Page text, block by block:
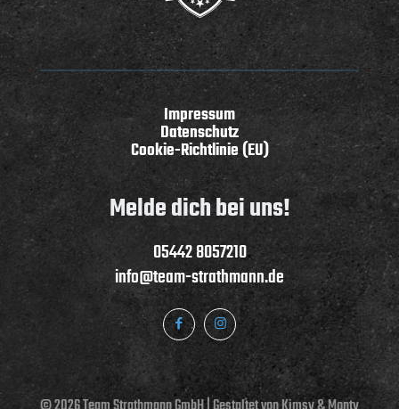
Impressum
Datenschutz
Cookie-Richtlinie (EU)
Melde dich bei uns!
05442 8057210
info@team-strathmann.de